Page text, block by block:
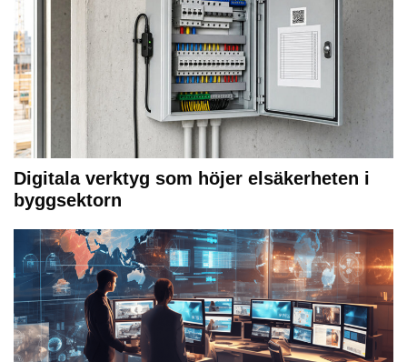
Digitala verktyg som höjer elsäkerheten i
byggsektorn